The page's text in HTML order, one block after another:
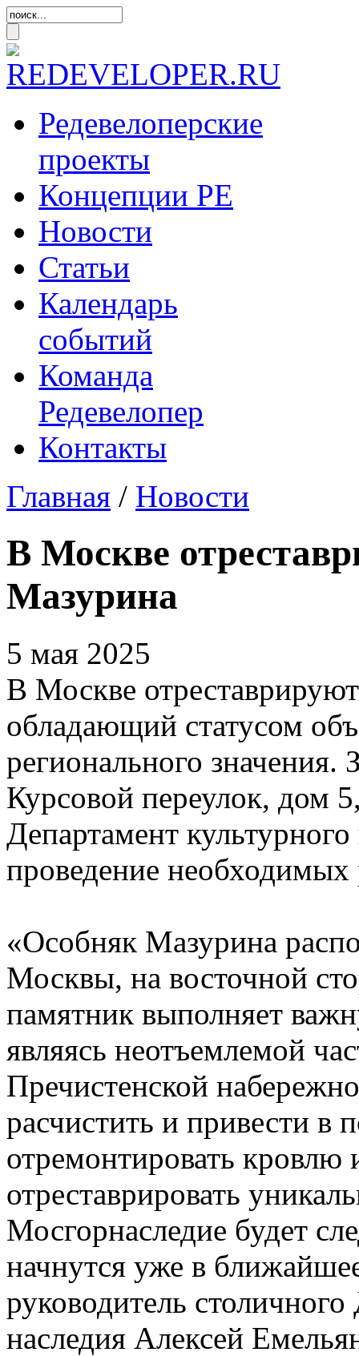
Редевелоперские
проекты
Концепции РЕ
Новости
Статьи
Календарь
событий
Команда
Редевелопер
Контакты
Главная / Новости
В Москве
Мазурина
5 мая 2025
В Москве
обладающий статусом
регионального значения.
Курсовой переулок, дом
Департамент
проведение необходимых
«Особняк Мазурина
Москвы, на восточной
памятник выполняет
являясь неотъемлемой
Пречистенской
расчистить и привести в
отремонтировать кровлю
отреставрировать
Мосгорнаследие будет
начнутся уже в
руководитель
наследия Алексей